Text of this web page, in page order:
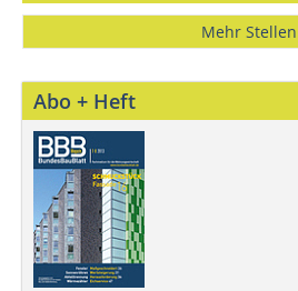
Mehr Stellen
Abo + Heft